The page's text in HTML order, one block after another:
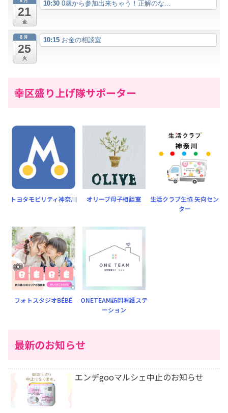
21
金
10:30 0歳から参加出来ちゃう！正解のな...
8月
25
火
10:15 お金の相談室
幸区盛り上げ隊サポーター
トヨタモビリティ神奈川 オリーブ母子相談室
生活クラブ生協 矢向セン
ター
フォトスタジオBÉBÉ
ONETEAM訪問看護ステ
ーション
最新のお知らせ
エンデgooマルシェ中止のお知らせ